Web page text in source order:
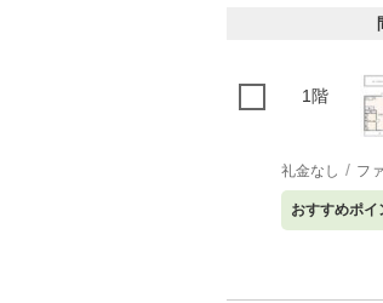
1階
礼金なし フ
おすすめポイ